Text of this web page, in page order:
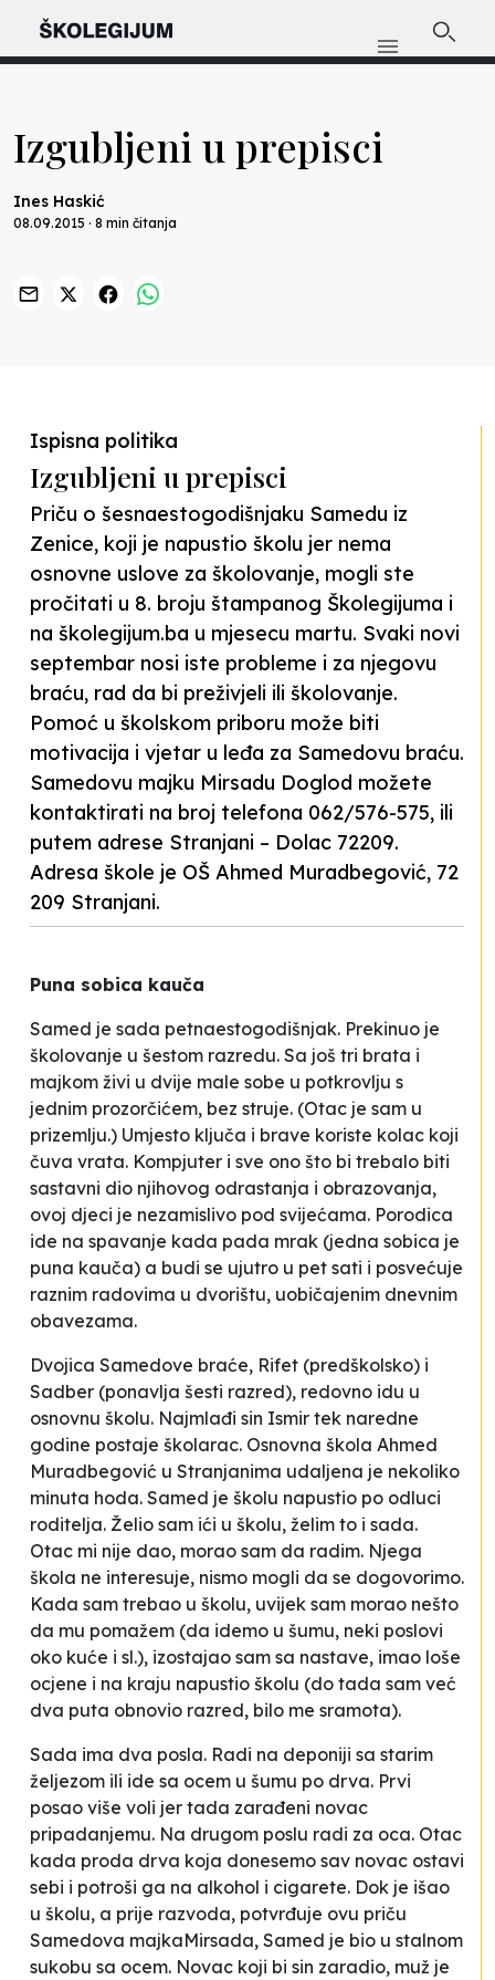
Izgubljeni u prepisci
Ines Haskić
08.09.2015 · 8 min čitanja
Ispisna politika
Izgubljeni u prepisci
Priču o šesnaestogodišnjaku Samedu iz
Zenice, koji je napustio školu jer nema
osnovne uslove za školovanje, mogli ste
pročitati u 8. broju štampanog Školegijuma i
na školegijum.ba u mjesecu martu. Svaki novi
septembar nosi iste probleme i za njegovu
braću, rad da bi preživjeli ili školovanje.
Pomoć u školskom priboru može biti
motivacija i vjetar u leđa za Samedovu braću.
Samedovu majku Mirsadu Doglod možete
kontaktirati na broj telefona 062/576-575, ili
putem adrese Stranjani – Dolac 72209.
Adresa škole je OŠ Ahmed Muradbegović, 72
209 Stranjani.
Puna sobica kauča
Samed je sada petnaestogodišnjak. Prekinuo je
školovanje u šestom razredu. Sa još tri brata i
majkom živi u dvije male sobe u potkrovlju s
jednim prozorčićem, bez struje. (Otac je sam u
prizemlju.) Umjesto ključa i brave koriste kolac koji
čuva vrata. Kompjuter i sve ono što bi trebalo biti
sastavni dio njihovog odrastanja i obrazovanja,
ovoj djeci je nezamislivo pod svijećama. Porodica
ide na spavanje kada pada mrak (jedna sobica je
puna kauča) a budi se ujutro u pet sati i posvećuje
raznim radovima u dvorištu, uobičajenim dnevnim
obavezama.
Dvojica Samedove braće, Rifet (predškolsko) i
Sadber (ponavlja šesti razred), redovno idu u
osnovnu školu. Najmlađi sin Ismir tek naredne
godine postaje školarac. Osnovna škola Ahmed
Muradbegović u Stranjanima udaljena je nekoliko
minuta hoda. Samed je školu napustio po odluci
roditelja. Želio sam ići u školu, želim to i sada.
Otac mi nije dao, morao sam da radim. Njega
škola ne interesuje, nismo mogli da se dogovorimo.
Kada sam trebao u školu, uvijek sam morao nešto
da mu pomažem (da idemo u šumu, neki poslovi
oko kuće i sl.), izostajao sam sa nastave, imao loše
ocjene i na kraju napustio školu (do tada sam već
dva puta obnovio razred, bilo me sramota).
Sada ima dva posla. Radi na deponiji sa starim
željezom ili ide sa ocem u šumu po drva. Prvi
posao više voli jer tada zarađeni novac
pripadanjemu. Na drugom poslu radi za oca. Otac
kada proda drva koja donesemo sav novac ostavi
sebi i potroši ga na alkohol i cigarete. Dok je išao
u školu, a prije razvoda, potvrđuje ovu priču
Samedova majkaMirsada, Samed je bio u stalnom
sukobu sa ocem. Novac koji bi sin zaradio, muž je